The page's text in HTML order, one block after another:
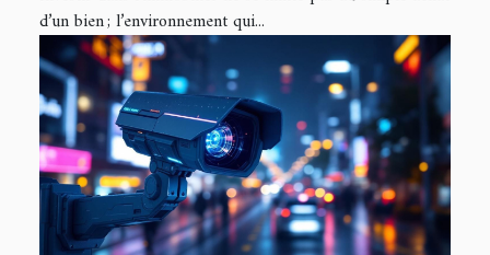
d’un bien ; l’environnement qui...